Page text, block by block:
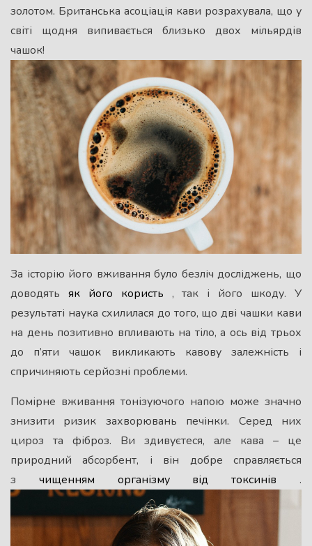
золотом. Британська асоціація кави розрахувала, що у
світі щодня випивається близько двох мільярдів
чашок!
За історію його вживання було безліч досліджень, що
доводять як його користь , так і його шкоду. У
результаті наука схилилася до того, що дві чашки кави
на день позитивно впливають на тіло, а ось від трьох
до п’яти чашок викликають кавову залежність і
спричиняють серйозні проблеми.
Помірне вживання тонізуючого напою може значно
знизити ризик захворювань печінки. Серед них
цироз та фіброз. Ви здивуєтеся, але кава – це
природний абсорбент, і він добре справляється
з чищенням організму від токсинів .